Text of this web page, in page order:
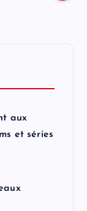
aux
et séries